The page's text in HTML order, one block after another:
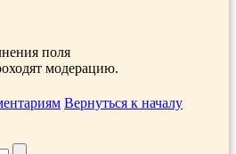
поля
модерацию.
Вернуться к началу